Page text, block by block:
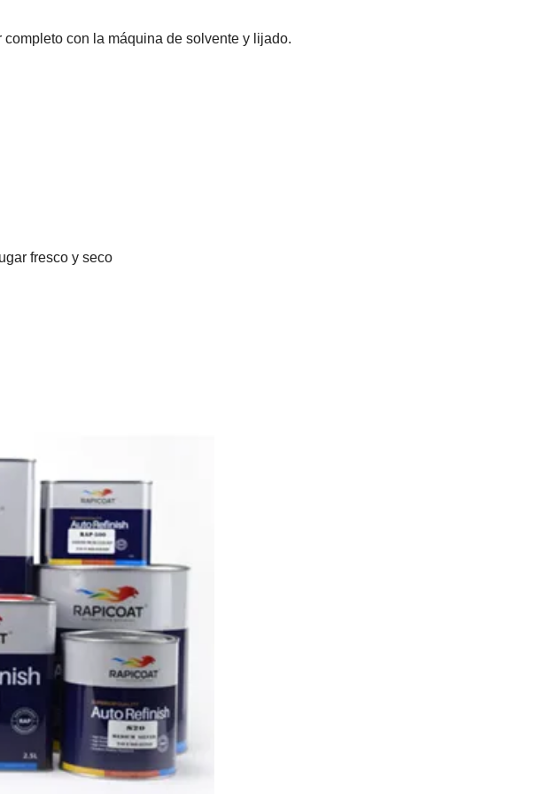
con la máquina de solvente y lijado.
fresco y seco